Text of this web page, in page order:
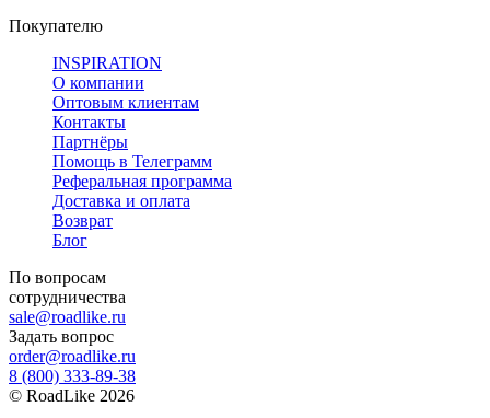
Покупателю
INSPIRATION
О компании
Оптовым клиентам
Контакты
Партнёры
Помощь в Телеграмм
Реферальная программа
Доставка и оплата
Возврат
Блог
По вопросам
сотрудничества
sale@roadlike.ru
Задать вопрос
order@roadlike.ru
8 (800) 333-89-38
© RoadLike 2026